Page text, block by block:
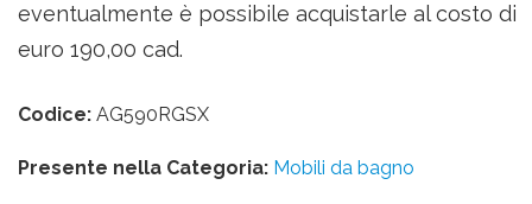
eventualmente è possibile acquistarle al costo di
euro 190,00 cad.
Codice: AG590RGSX
Presente nella Categoria: Mobili da bagno